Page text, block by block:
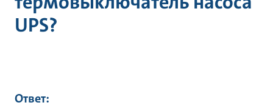
UPS?
Ответ: